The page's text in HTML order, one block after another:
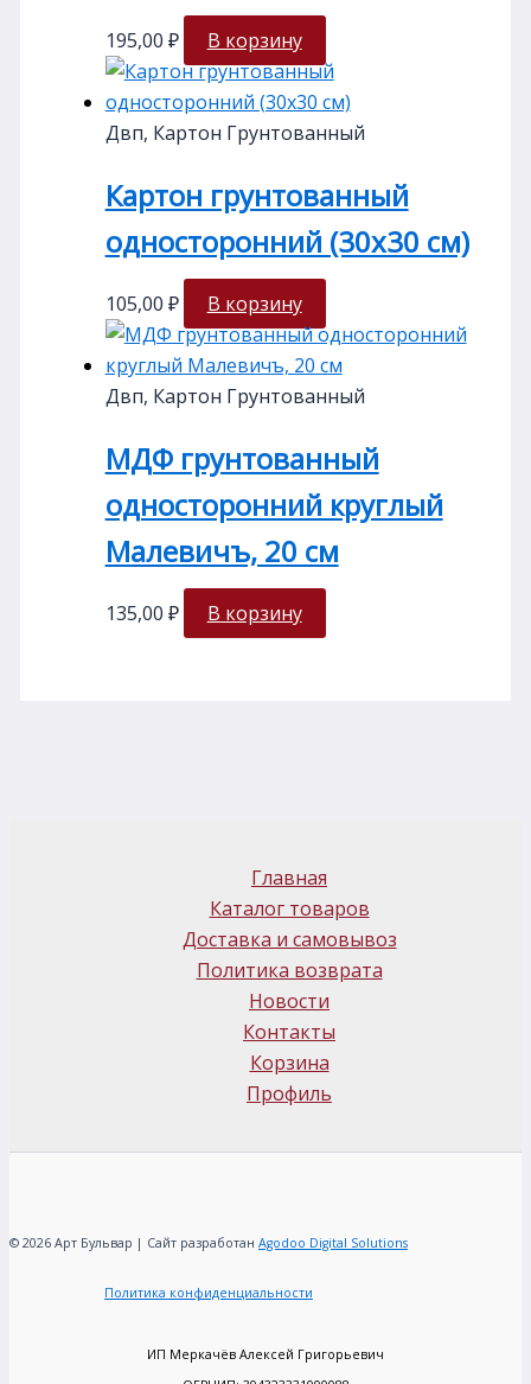
195,00 ₽ В корзину
Двп, Картон Грунтованный
Картон грунтованный
односторонний (30х30 см)
105,00 ₽ В корзину
Двп, Картон Грунтованный
МДФ грунтованный
односторонний круглый
Малевичъ, 20 см
135,00 ₽ В корзину
Главная
Каталог товаров
Доставка и самовывоз
Политика возврата
Новости
Контакты
Корзина
Профиль
© 2026 Арт Бульвар | Сайт разработан Agodoo Digital Solutions
Политика конфиденциальности
ИП Меркачёв Алексей Григорьевич